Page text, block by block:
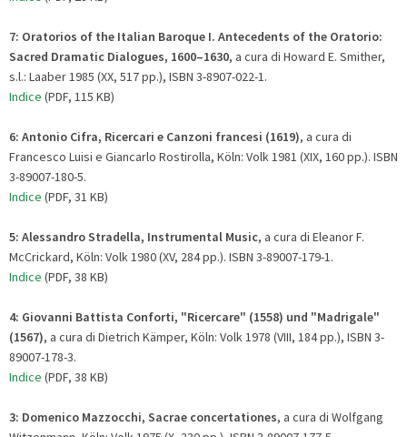
7: Oratorios of the Italian Baroque I. Antecedents of the Oratorio:
Sacred Dramatic Dialogues, 1600–1630, a cura di Howard E. Smither,
s.l.: Laaber 1985 (XX, 517 pp.), ISBN 3-8907-022-1.
Indice (PDF, 115 KB)
6: Antonio Cifra, Ricercari e Canzoni francesi (1619), a cura di
Francesco Luisi e Giancarlo Rostirolla, Köln: Volk 1981 (XIX, 160 pp.). ISBN
3-89007-180-5.
Indice (PDF, 31 KB)
5: Alessandro Stradella, Instrumental Music, a cura di Eleanor F.
McCrickard, Köln: Volk 1980 (XV, 284 pp.). ISBN 3-89007-179-1.
Indice (PDF, 38 KB)
4: Giovanni Battista Conforti, "Ricercare" (1558) und "Madrigale"
(1567), a cura di Dietrich Kämper, Köln: Volk 1978 (VIII, 184 pp.), ISBN 3-
89007-178-3.
Indice (PDF, 38 KB)
3: Domenico Mazzocchi, Sacrae concertationes, a cura di Wolfgang